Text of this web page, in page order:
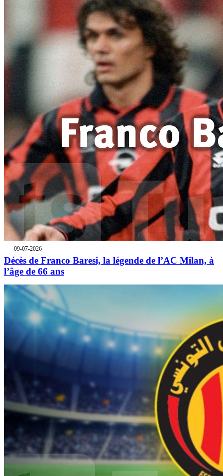
09-07-2026
Décès de Franco Baresi, la légende de l’AC Milan, à
l’âge de 66 ans